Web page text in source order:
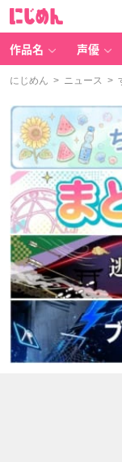
作品名 声優
にじめん > ニュース >